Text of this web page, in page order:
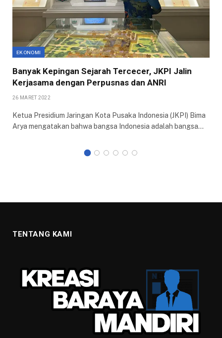
EKONOMI
Banyak Kepingan Sejarah Tercecer, JKPI Jalin
Kerjasama dengan Perpusnas dan ANRI
26 MARET 2022
Ketua Presidium Jaringan Kota Pusaka Indonesia (JKPI) Bima
Arya mengatakan bahwa bangsa Indonesia adalah bangsa…
TENTANG KAMI